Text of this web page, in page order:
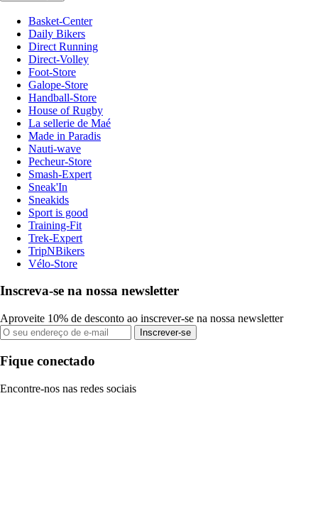
Basket-Center
Daily Bikers
Direct Running
Direct-Volley
Foot-Store
Galope-Store
Handball-Store
House of Rugby
La sellerie de Maé
Made in Paradis
Nauti-wave
Pecheur-Store
Smash-Expert
Sneak'In
Sneakids
Sport is good
Training-Fit
Trek-Expert
TripNBikers
Vélo-Store
Inscreva-se na nossa newsletter
Aproveite 10% de desconto ao inscrever-se na nossa newsletter
Inscrever-se
Fique conectado
Encontre-nos nas redes sociais